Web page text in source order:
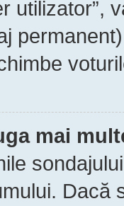
utilizator”,
mai
Dacă